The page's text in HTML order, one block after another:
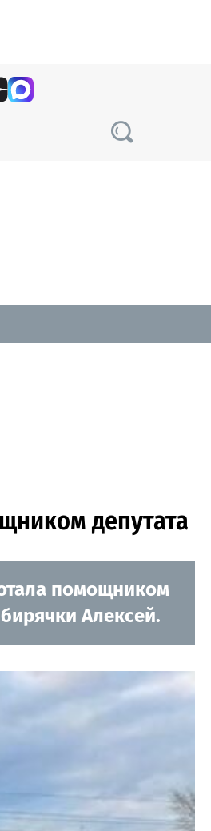
term
депутата
помощником
Алексей.